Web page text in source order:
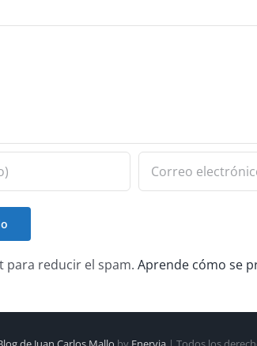
para reducir el spam. Aprende cómo se